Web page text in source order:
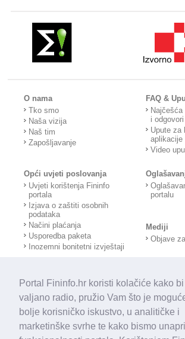
Portal Fininfo.hr koristi kolačiće kako bi
valjano radio, pružio Vam što je
bolje korisničko iskustvo, u analitičke i
marketinške svrhe te kako bismo
O nama
Tko smo
Naša vizija
Naš tim
Zapošljavanje
FAQ &
i odgovori
Upute za
aplikacije
Video
Opći uvjeti poslovanja
Uvjeti korištenja Fininfo
portala
Izjava o zaštiti osobnih
podataka
Načini plaćanja
Usporedba paketa
Inozemni bonitetni izvještaji
portalu
Mediji
Objave